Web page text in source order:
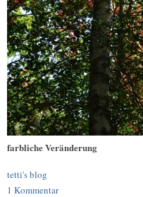
farbliche Veränderung
tetti's blog
1 Kommentar